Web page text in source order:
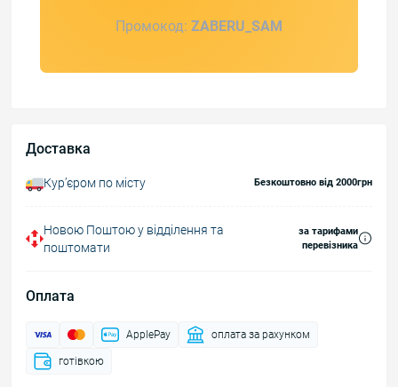
Промокод: ZABERU_SAM
Доставка
Курʼєром по місту Безкоштовно від 2000грн
Новою Поштою у відділення та
поштомати
за тарифами
перевізника
Оплата
ApplePay оплата за рахунком
готівкою